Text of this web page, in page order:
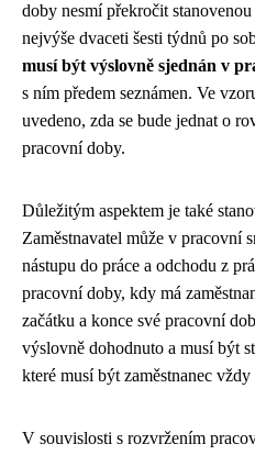
doby nesmí překročit
nejvýše dvaceti šesti týdnů po
musí být výslovně sjednán v
s ním předem seznámen. Ve
uvedeno, zda se bude jednat o
pracovní doby.
Důležitým aspektem je také
Zaměstnavatel může v pracovní
nástupu do práce a odchodu z
pracovní doby, kdy má
začátku a konce své pracovní
výslovně dohodnuto a musí být
které musí být zaměstnanec
V souvislosti s rozvržením